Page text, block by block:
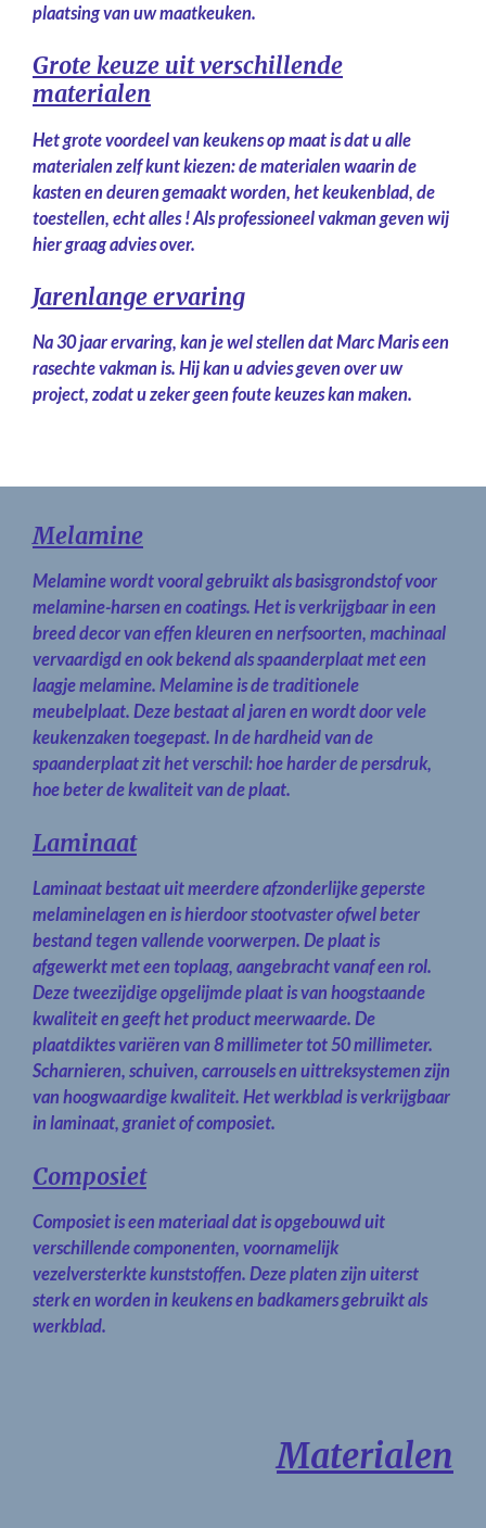
plaatsing van uw maatkeuken.
Grote keuze uit verschillende
materialen
Het grote voordeel van keukens op maat is dat u alle
materialen zelf kunt kiezen: de materialen waarin de
kasten en deuren gemaakt worden, het keukenblad, de
toestellen, echt alles ! Als professioneel vakman geven wij
hier graag advies over.
Jarenlange ervaring
Na 30 jaar ervaring, kan je wel stellen dat Marc Maris een
rasechte vakman is. Hij kan u advies geven over uw
project, zodat u zeker geen foute keuzes kan maken.
Melamine
Melamine wordt vooral gebruikt als basisgrondstof voor
melamine-harsen en coatings. Het is verkrijgbaar in een
breed decor van effen kleuren en nerfsoorten, machinaal
vervaardigd en ook bekend als spaanderplaat met een
laagje melamine. Melamine is de traditionele
meubelplaat. Deze bestaat al jaren en wordt door vele
keukenzaken toegepast. In de hardheid van de
spaanderplaat zit het verschil: hoe harder de persdruk,
hoe beter de kwaliteit van de plaat.
Laminaat
Laminaat bestaat uit meerdere afzonderlijke geperste
melaminelagen en is hierdoor stootvaster ofwel beter
bestand tegen vallende voorwerpen. De plaat is
afgewerkt met een toplaag, aangebracht vanaf een rol.
Deze tweezijdige opgelijmde plaat is van hoogstaande
kwaliteit en geeft het product meerwaarde. De
plaatdiktes variëren van 8 millimeter tot 50 millimeter.
Scharnieren, schuiven, carrousels en uittreksystemen zijn
van hoogwaardige kwaliteit. Het werkblad is verkrijgbaar
in laminaat, graniet of composiet.
Composiet
Composiet is een materiaal dat is opgebouwd uit
verschillende componenten, voornamelijk
vezelversterkte kunststoffen. Deze platen zijn uiterst
sterk en worden in keukens en badkamers gebruikt als
werkblad.
Materialen